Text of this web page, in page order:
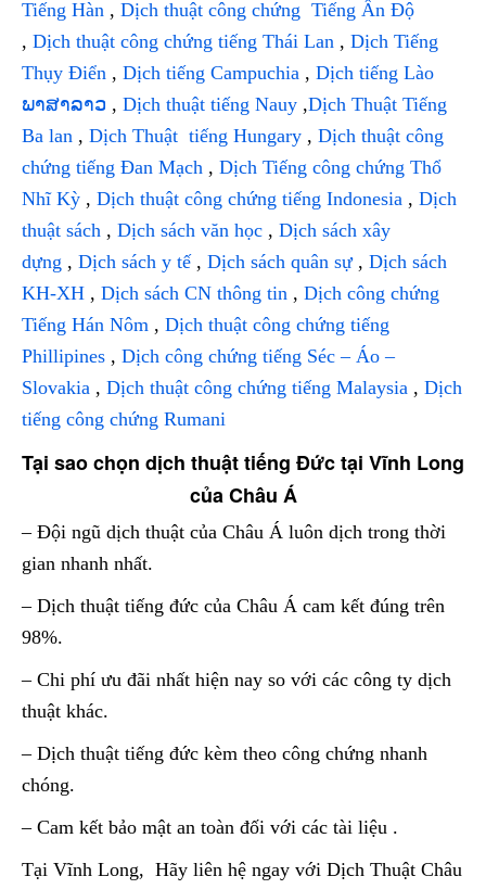
Tiếng Hàn , Dịch thuật công chứng Tiếng Ấn Độ
, Dịch thuật công chứng tiếng Thái Lan , Dịch Tiếng
Thụy Điển , Dịch tiếng Campuchia , Dịch tiếng Lào
ພາສາລາວ , Dịch thuật tiếng Nauy ,Dịch Thuật Tiếng
Ba lan , Dịch Thuật tiếng Hungary , Dịch thuật công
chứng tiếng Đan Mạch , Dịch Tiếng công chứng Thổ
Nhĩ Kỳ , Dịch thuật công chứng tiếng Indonesia , Dịch
thuật sách , Dịch sách văn học , Dịch sách xây
dựng , Dịch sách y tế, Dịch sách quân sự, Dịch sách
KH-XH , Dịch sách CN thông tin , Dịch công chứng
Tiếng Hán Nôm , Dịch thuật công chứng tiếng
Phillipines , Dịch công chứng tiếng Séc – Áo –
Slovakia , Dịch thuật công chứng tiếng Malaysia , Dịch
tiếng công chứng Rumani
Tại sao chọn dịch thuật tiếng Đức tại Vĩnh Long
của Châu Á
– Đội ngũ dịch thuật của Châu Á luôn dịch trong thời
gian nhanh nhất.
– Dịch thuật tiếng đức của Châu Á cam kết đúng trên
98%.
– Chi phí ưu đãi nhất hiện nay so với các công ty dịch
thuật khác.
– Dịch thuật tiếng đức kèm theo công chứng nhanh
chóng.
– Cam kết bảo mật an toàn đối với các tài liệu .
Tại Vĩnh Long, Hãy liên hệ ngay với Dịch Thuật Châu